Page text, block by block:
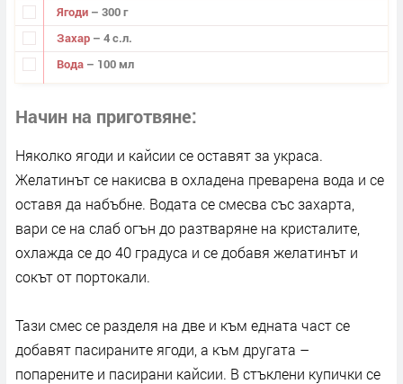
Ягоди – 300 г
Захар – 4 с.л.
Вода – 100 мл
Начин на приготвяне
Няколко ягоди и кайсии се оставят за украса.
Желатинът се накисва в охладена преварена вода и се
оставя да набъбне. Водата се смесва със захарта,
вари се на слаб огън до разтваряне на кристалите,
охлажда се до 40 градуса и се добавя желатинът и
сокът от портокали.
Тази смес се разделя на две и към едната част се
добавят пасираните ягоди, а към другата –
попарените и пасирани кайсии. В стъклени купички се